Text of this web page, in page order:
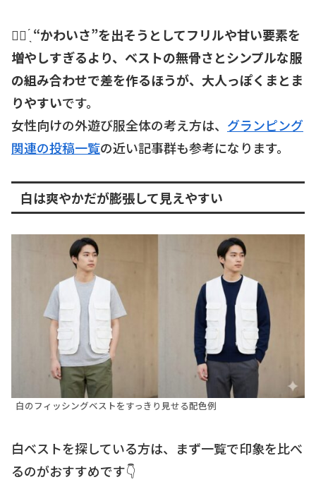
☝🏻 ̖́“かわいさ”を出そうとしてフリルや甘い要素を
増やしすぎるより、ベストの無骨さとシンプルな服
の組み合わせで差を作るほうが、大人っぽくまとま
りやすいです。
女性向けの外遊び服全体の考え方は、 グランピング
関連の投稿一覧の近い記事群も参考になります。
白は爽やかだが膨張して見えやすい
白のフィッシングベストをすっきり見せる配色例
白ベストを探している方は、まず一覧で印象を比べ
るのがおすすめです👇